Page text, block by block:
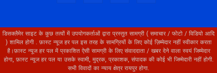
डिसक्लैमेर साइट के कुछ तत्वों में उपयोगकर्ताओं द्वारा प्रस्तुत सामग्री ( समाचार / फोटो / विडियो आदि
) शामिल होगी . फ़ास्ट न्यूज हर पल इस तरह के सामग्रियों के लिए कोई ज़िम्मेदार नहीं स्वीकार करता
है।फ़ास्ट न्यूज हर पल में प्रकाशित ऐसी सामग्री के लिए संवाददाता / खबर देने वाला स्वयं जिम्मेदार
होगा, फ़ास्ट न्यूज हर पल या उसके स्वामी, मुद्रक, प्रकाशक, संपादक की कोई भी जिम्मेदारी नहीं होगी.
सभी विवादों का न्याय क्षेत्र रायपुर होगा.